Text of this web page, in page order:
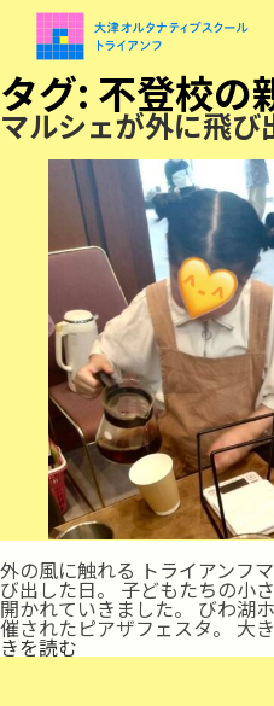
タグ: 不登校の
マルシェが外に飛び
外の風に触れる トライアンフ
び出した日。 子どもたちの小
開かれていきました。 びわ湖
催されたピアザフェスタ。 大
きを読むマ
ル